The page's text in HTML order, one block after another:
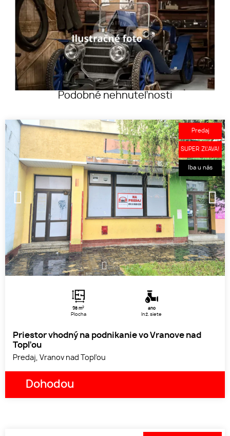
Podobné nehnuteľnosti
1 2 3
98 m2
Plocha
áno
Inž. siete
Priestor vhodný na podnikanie vo Vranove nad
Topľou
Predaj, Vranov nad Topľou
Dohodou
Predaj
SUPER ZĽAVA!
Iba u nás